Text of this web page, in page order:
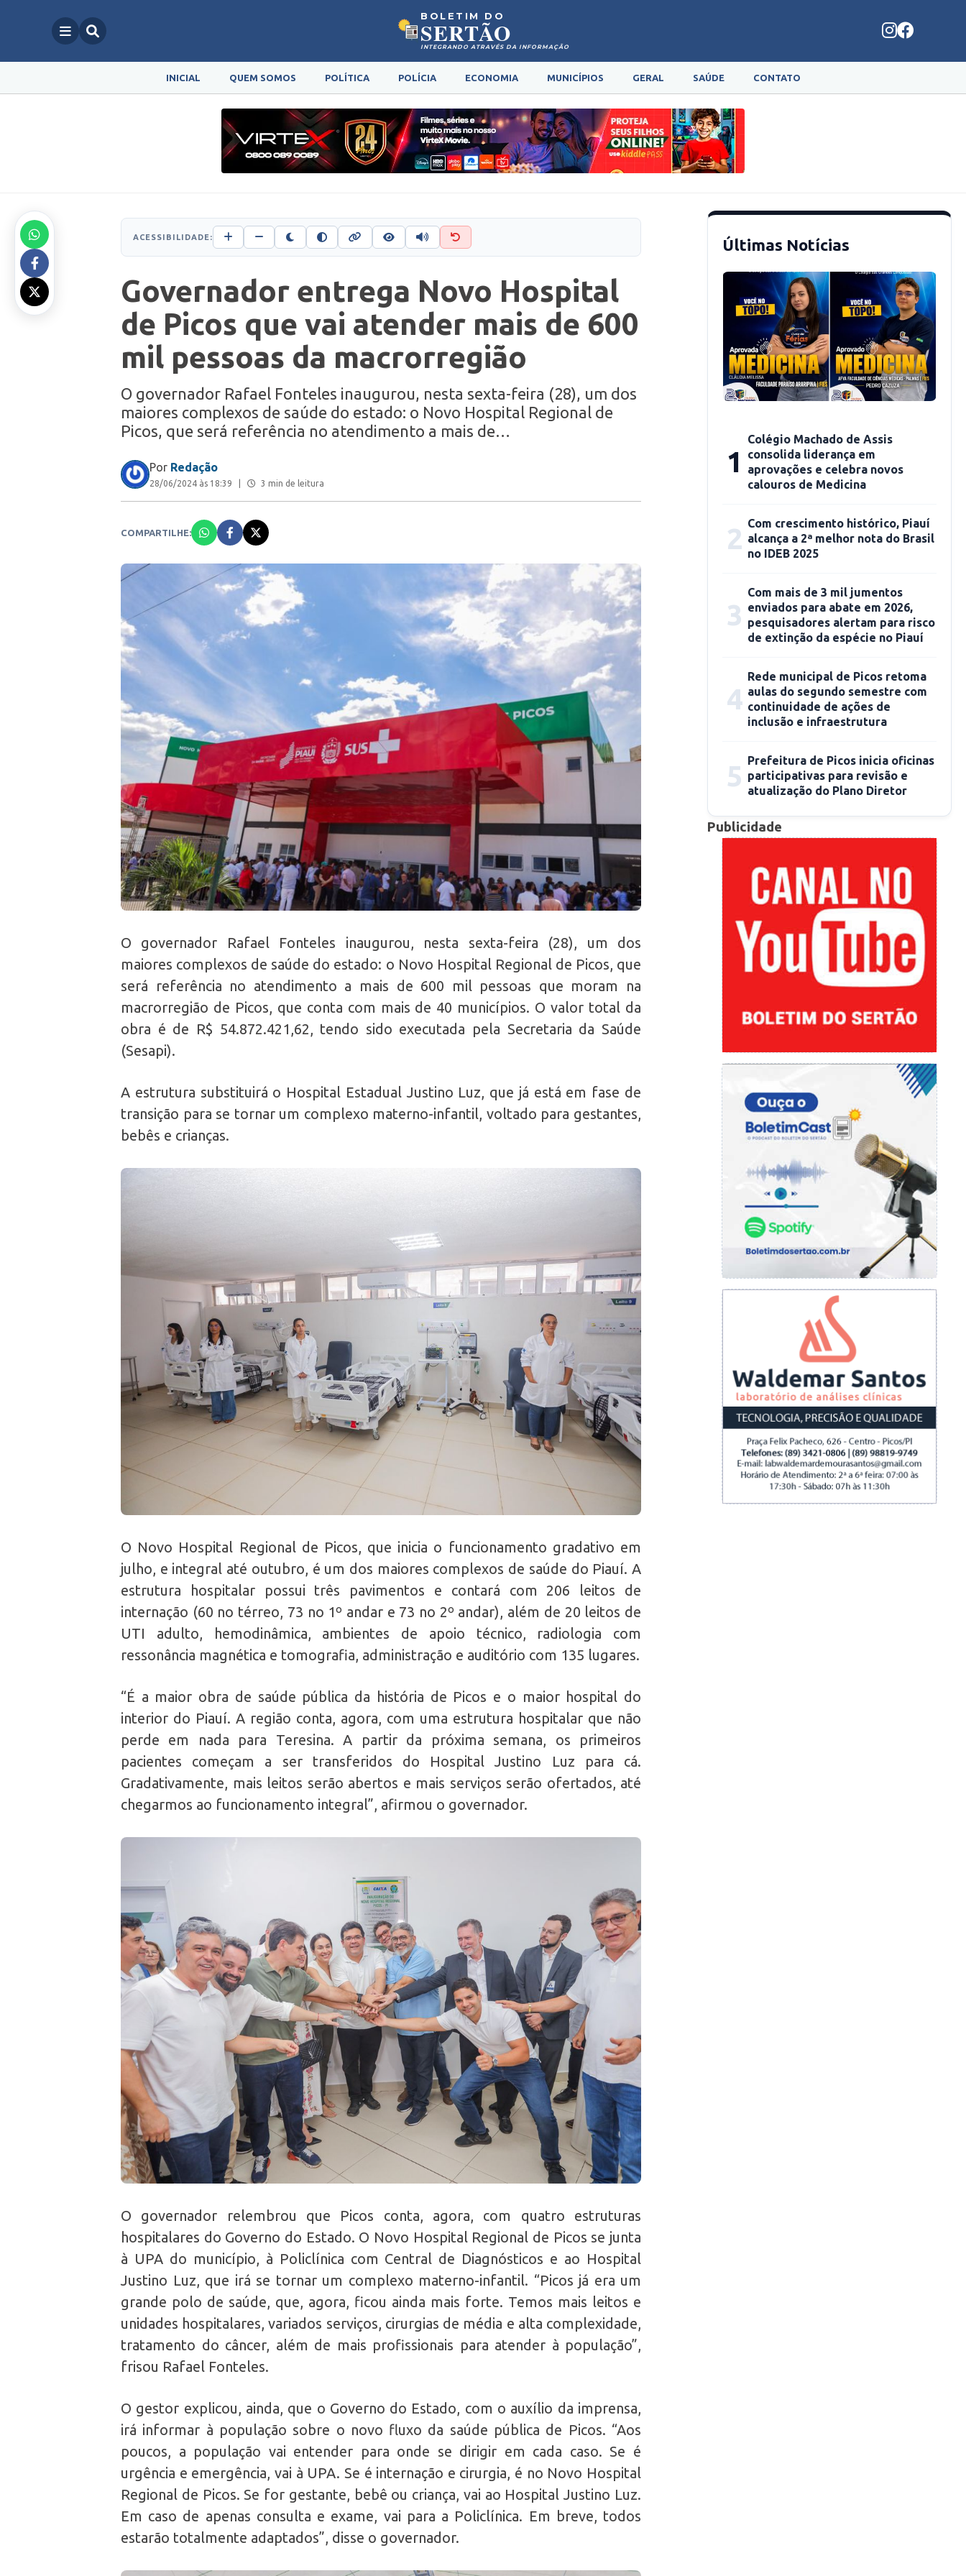
BOLETIM DO
SERTÃO
INTEGRANDO ATRAVÉS DA INFORMAÇÃO
INICIAL QUEM SOMOS POLÍTICA POLÍCIA ECONOMIA MUNICÍPIOS GERAL SAÚDE CONTATO
ACESSIBILIDADE:
Governador entrega Novo Hospital
de Picos que vai atender mais de 600
mil pessoas da macrorregião
O governador Rafael Fonteles inaugurou, nesta sexta-feira (28), um dos
maiores complexos de saúde do estado: o Novo Hospital Regional de
Picos, que será referência no atendimento a mais de…
Por Redação
28/06/2024 às 18:39 3 min de leitura
COMPARTILHE:
O governador Rafael Fonteles inaugurou, nesta sexta-feira (28), um dos
maiores complexos de saúde do estado: o Novo Hospital Regional de Picos, que
será referência no atendimento a mais de 600 mil pessoas que moram na
macrorregião de Picos, que conta com mais de 40 municípios. O valor total da
obra é de R$ 54.872.421,62, tendo sido executada pela Secretaria da Saúde
(Sesapi).
A estrutura substituirá o Hospital Estadual Justino Luz, que já está em fase de
transição para se tornar um complexo materno-infantil, voltado para gestantes,
bebês e crianças.
O Novo Hospital Regional de Picos, que inicia o funcionamento gradativo em
julho, e integral até outubro, é um dos maiores complexos de saúde do Piauí. A
estrutura hospitalar possui três pavimentos e contará com 206 leitos de
internação (60 no térreo, 73 no 1º andar e 73 no 2º andar), além de 20 leitos de
UTI adulto, hemodinâmica, ambientes de apoio técnico, radiologia com
ressonância magnética e tomografia, administração e auditório com 135 lugares.
“É a maior obra de saúde pública da história de Picos e o maior hospital do
interior do Piauí. A região conta, agora, com uma estrutura hospitalar que não
perde em nada para Teresina. A partir da próxima semana, os primeiros
pacientes começam a ser transferidos do Hospital Justino Luz para cá.
Gradativamente, mais leitos serão abertos e mais serviços serão ofertados, até
chegarmos ao funcionamento integral”, afirmou o governador.
O governador relembrou que Picos conta, agora, com quatro estruturas
hospitalares do Governo do Estado. O Novo Hospital Regional de Picos se junta
à UPA do município, à Policlínica com Central de Diagnósticos e ao Hospital
Justino Luz, que irá se tornar um complexo materno-infantil. “Picos já era um
grande polo de saúde, que, agora, ficou ainda mais forte. Temos mais leitos e
unidades hospitalares, variados serviços, cirurgias de média e alta complexidade,
tratamento do câncer, além de mais profissionais para atender à população”,
frisou Rafael Fonteles.
O gestor explicou, ainda, que o Governo do Estado, com o auxílio da imprensa,
irá informar à população sobre o novo fluxo da saúde pública de Picos. “Aos
poucos, a população vai entender para onde se dirigir em cada caso. Se é
urgência e emergência, vai à UPA. Se é internação e cirurgia, é no Novo Hospital
Regional de Picos. Se for gestante, bebê ou criança, vai ao Hospital Justino Luz.
Em caso de apenas consulta e exame, vai para a Policlínica. Em breve, todos
estarão totalmente adaptados”, disse o governador.
Últimas Notícias
1
Colégio Machado de Assis
consolida liderança em
aprovações e celebra novos
calouros de Medicina
2 Com crescimento histórico, Piauí
alcança a 2ª melhor nota do Brasil
no IDEB 2025
3
Com mais de 3 mil jumentos
enviados para abate em 2026,
pesquisadores alertam para risco
de extinção da espécie no Piauí
4
Rede municipal de Picos retoma
aulas do segundo semestre com
continuidade de ações de
inclusão e infraestrutura
5 Prefeitura de Picos inicia oficinas
participativas para revisão e
atualização do Plano Diretor
Publicidade